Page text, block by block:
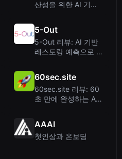
산성을 위한 AI 기반
5-Out
5-Out 리뷰: AI 기반
레스토랑 예측으로 수
60sec.site
60sec.site 리뷰: 60
초 만에 완성하는 AI
AAAI
첫인상과 온보딩